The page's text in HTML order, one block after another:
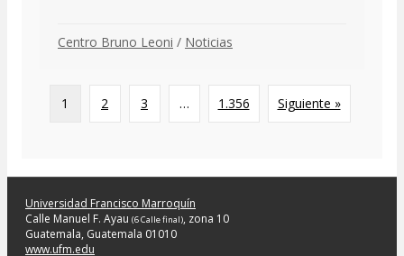
Centro Bruno Leoni / Noticias
1 2 3 … 1.356 Siguiente »
Universidad Francisco Marroquín
Calle Manuel F. Ayau (6 Calle final), zona 10
Guatemala, Guatemala 01010
www.ufm.edu